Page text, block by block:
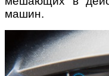
машин.